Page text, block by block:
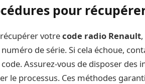
pour
votrecode radio Renault
de série. Si cela échoue,
Assurez-vous de disposer
le processus. Ces méthodes